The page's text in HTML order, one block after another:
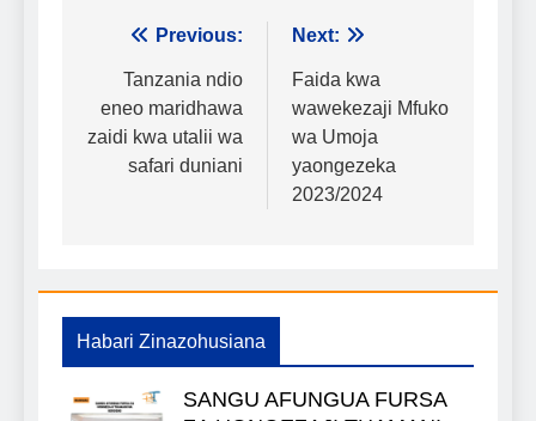
Urambazaji
chapisho
Previous:
Tanzania ndio
eneo maridhawa
zaidi kwa utalii wa
safari duniani
Next:
Faida kwa
wawekezaji Mfuko
wa Umoja
yaongezeka
2023/2024
Habari Zinazohusiana
SANGU AFUNGUA FURSA